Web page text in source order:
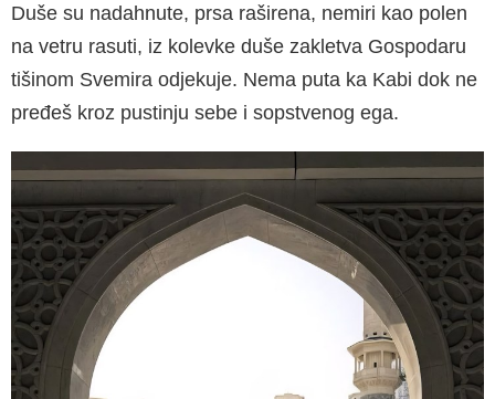
Duše su nadahnute, prsa raširena, nemiri kao polen
na vetru rasuti, iz kolevke duše zakletva Gospodaru
tišinom Svemira odjekuje. Nema puta ka Kabi dok ne
pređeš kroz pustinju sebe i sopstvenog ega.